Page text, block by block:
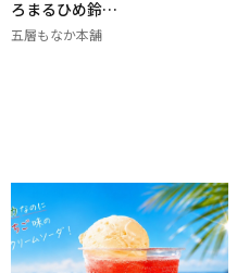
ろまるひめ鈴…
五層もなか本舗